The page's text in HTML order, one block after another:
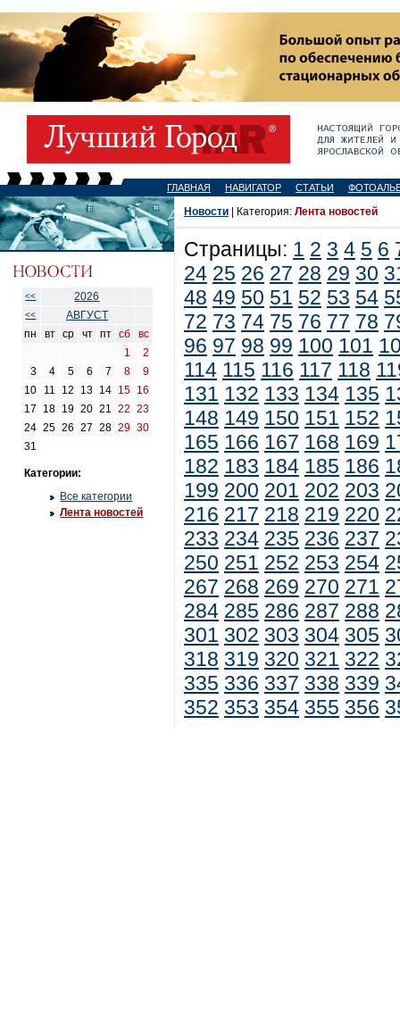
ГЛАВНАЯ НАВИГАТОР СТАТЬИ
<< 2026
<<
АВГУСТ
пн
вт ср чт пт сб
вс
1
2
3
4 5 6 7 8
9
10
11 12 13 14 15 16
17
18 19 20 21 22
23
24 25 26 27 28 29 30
31
Категории:
Все категории
Лента новостей
Новости | Категория: Лента новостей
Страницы: 1 2 3 4 5 6
24 25 26 27 28 29 30
48 49 50 51 52 53 54
72 73 74 75 76 77 78
96 97 98 99 100 101
114 115 116 117 118
131 132 133 134 135
148 149 150 151 152
165 166 167 168 169
182 183 184 185 186
199 200 201 202 203
216 217 218 219 220
233 234 235 236 237
250 251 252 253 254
267 268 269 270 271
284 285 286 287 288
301 302 303 304 305
318 319 320 321 322
335 336 337 338 339
352 353 354 355 356